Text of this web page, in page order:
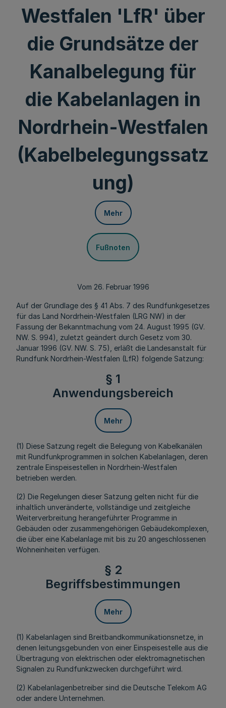
Westfalen 'LfR' über
die Grundsätze der
Kanalbelegung für
die Kabelanlagen in
Nordrhein-Westfalen
(Kabelbelegungssatz
ung)
Mehr
Fußnoten
Vom 26. Februar 1996
Auf der Grundlage des § 41 Abs. 7 des Rundfunkgesetzes
für das Land Nordrhein-Westfalen (LRG NW) in der
Fassung der Bekanntmachung vom 24. August 1995 (GV.
NW. S. 994), zuletzt geändert durch Gesetz vom 30.
Januar 1996 (GV. NW. S. 75), erläßt die Landesanstalt für
Rundfunk Nordrhein-Westfalen (LfR) folgende Satzung:
§ 1
Anwendungsbereich
Mehr
(1) Diese Satzung regelt die Belegung von Kabelkanälen
mit Rundfunkprogrammen in solchen Kabelanlagen, deren
zentrale Einspeisestellen in Nordrhein-Westfalen
betrieben werden.
(2) Die Regelungen dieser Satzung gelten nicht für die
inhaltlich unveränderte, vollständige und zeitgleiche
Weiterverbreitung herangeführter Programme in
Gebäuden oder zusammengehörigen Gebäudekomplexen,
die über eine Kabelanlage mit bis zu 20 angeschlossenen
Wohneinheiten verfügen.
§ 2
Begriffsbestimmungen
Mehr
(1) Kabelanlagen sind Breitbandkommunikationsnetze, in
denen leitungsgebunden von einer Einspeisestelle aus die
Übertragung von elektrischen oder elektromagnetischen
Signalen zu Rundfunkzwecken durchgeführt wird.
(2) Kabelanlagenbetreiber sind die Deutsche Telekom AG
oder andere Unternehmen.